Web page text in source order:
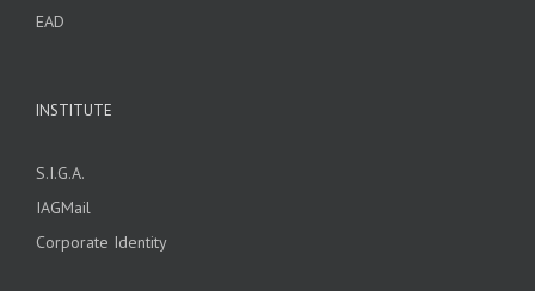
EAD
INSTITUTE
S.I.G.A.
IAGMail
Corporate Identity